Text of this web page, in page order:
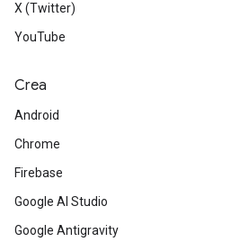
X (Twitter)
YouTube
Crea
Android
Chrome
Firebase
Google AI Studio
Google Antigravity